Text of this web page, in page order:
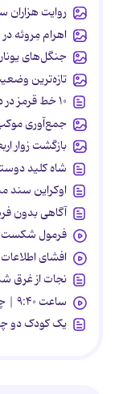
روایت هزاران
اهرام مِروئه
جنگل‌های
تازه‌ترین
۱۰ خط قرمز در دعوای همسران
جمع‌آوری
بازگشت زوار
شاه کلید
اوکراین سند
آگاهی بدون
فرمول شکست
افشای اطلاعات
نجات از غرق
ساعت ۹:۴۰ | چه میراثی از خود به جای گذاشت؟
یک کودک دو